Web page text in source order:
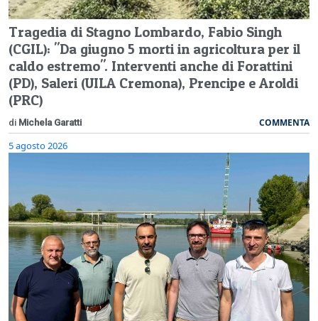
Tragedia di Stagno Lombardo, Fabio Singh
(CGIL): "Da giugno 5 morti in agricoltura per il
caldo estremo". Interventi anche di Forattini
(PD), Saleri (UILA Cremona), Prencipe e Aroldi
(PRC)
di Michela Garatti COMMENTA
5 agosto 2026